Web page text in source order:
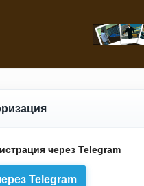
через Telegram
Telegram